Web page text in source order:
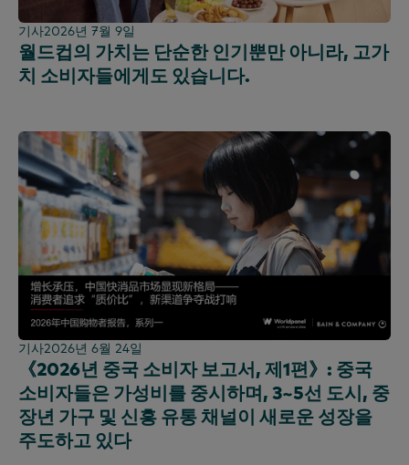
프랑스
가나
인도
인도네시아
아일랜드
케냐
한국
중국 본토 (CN)
중국 본토 (EN)
말레이시아
멕시코
모로코
나이지리아
페루
필리핀
기사2026년 7월 9일
월드컵의 가치는 단순한 인기뿐만 아니라, 고가
치 소비자들에게도 있습니다.
기사2026년 6월 24일
《2026년 중국 소비자 보고서, 제1편》: 중국
소비자들은 가성비를 중시하며, 3~5선 도시, 중
장년 가구 및 신흥 유통 채널이 새로운 성장을
주도하고 있다